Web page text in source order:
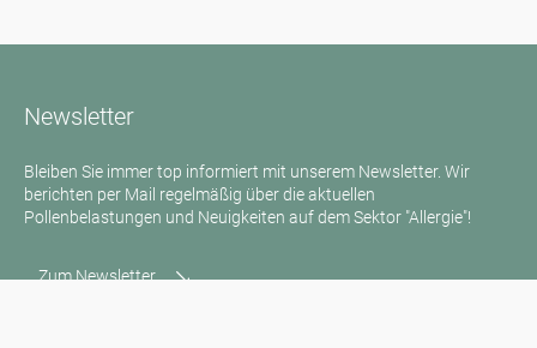
Newsletter
Bleiben Sie immer top informiert mit unserem Newsletter. Wir
berichten per Mail regelmäßig über die aktuellen
Pollenbelastungen und Neuigkeiten auf dem Sektor "Allergie"!
Zum Newsletter